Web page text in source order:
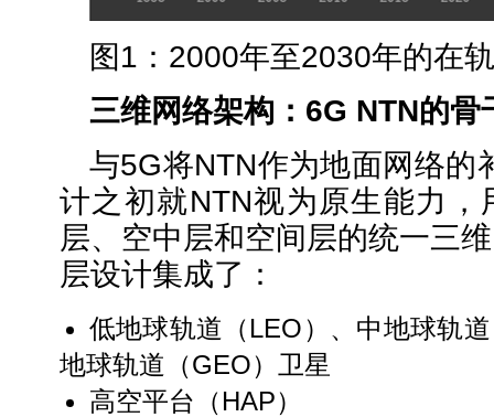
图1：2000年至2030年的在
三维网络架构： 6G NTN的骨
与5G将NTN作为地面网络的
计之初就NTN视为原生能力，
层、空中层和空间层的统一三
层设计集成了：
低地球轨道（LEO）、中地球轨
地球轨道（GEO）卫星
高空平台（HAP）